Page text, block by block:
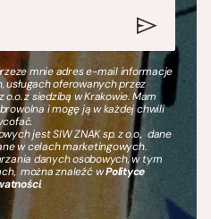
mnie adres e-mail informacje
usługach oferowanych przez
o.o. z siedzibą w Krakowie. Mam
i mogę ją w każdej chwili
jest SIW ZNAK sp. z o.o., dane
w celach marketingowych.
danych osobowych, w tym
można znaleźć wPolityce
.